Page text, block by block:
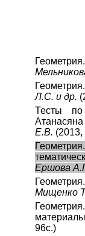
Л.С. и др.
Тесты
Е.В. (2013,
Ершова
Мищенко
96с.)